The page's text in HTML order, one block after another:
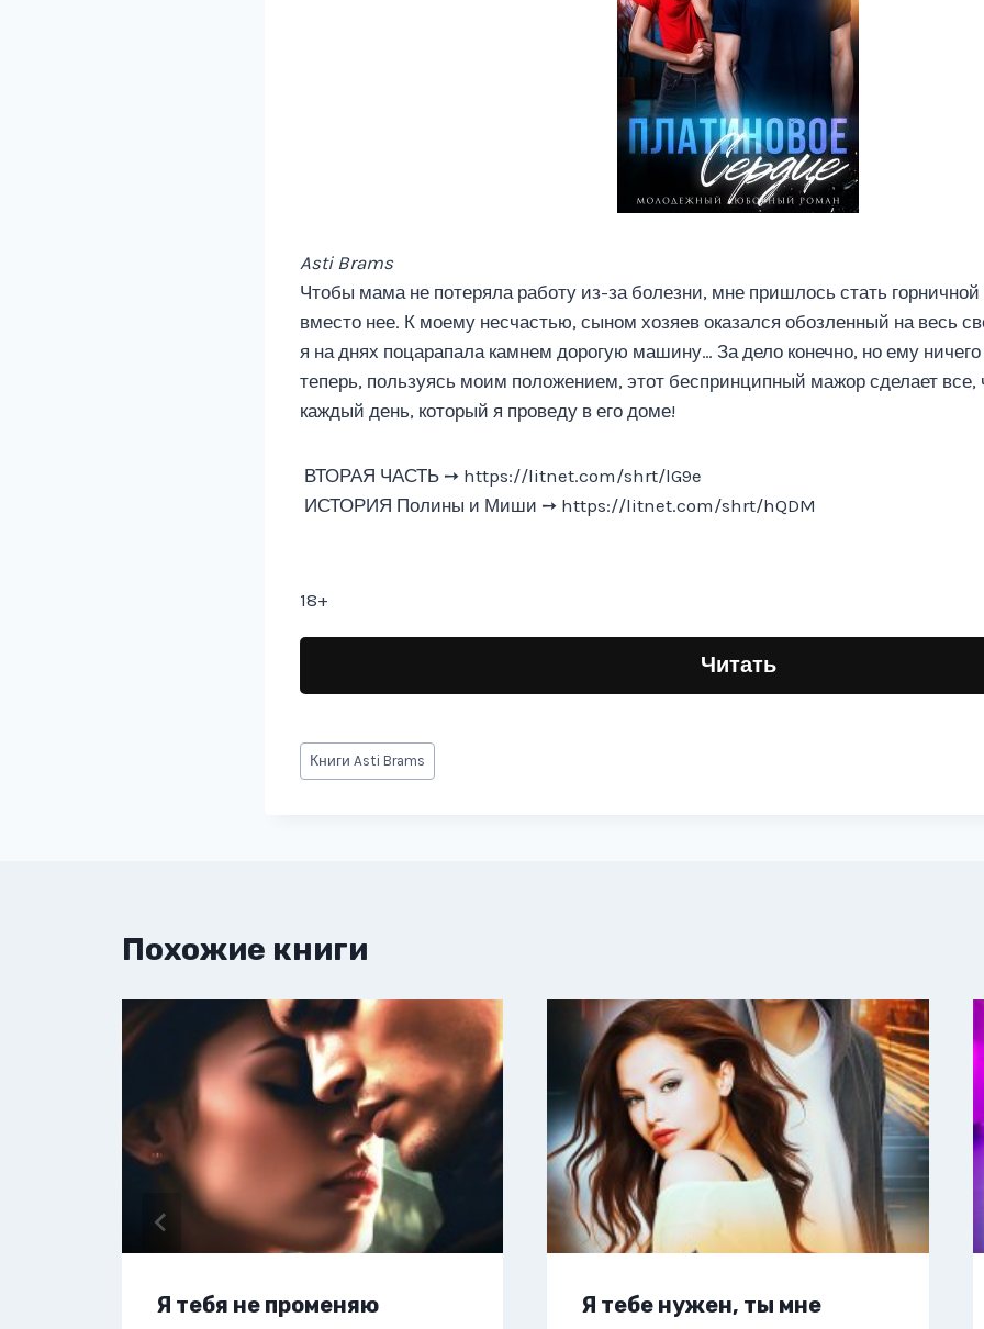
Asti Brams
Чтобы мама не потеряла работу из-за болезни, мне пришлось стать
вместо нее. К моему несчастью, сыном хозяев оказался обозленный на весь
я на днях поцарапала камнем дорогую машину… За дело конечно, но ему
теперь, пользуясь моим положением, этот беспринципный мажор сделает все,
каждый день, который я проведу в его доме!
‍ ВТОРАЯ ЧАСТЬ ➙ https://litnet.com/shrt/lG9e
‍ ИСТОРИЯ Полины и Миши ➙ https://litnet.com/shrt/hQDM
18+
Читать
Метки
записи:
КнигиAsti Brams
Похожие книги
Я тебя не променяю
Я тебе нужен, ты мне